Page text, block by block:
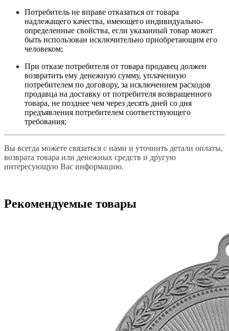
Потребитель не вправе отказаться от товара
надлежащего качества, имеющего индивидуально-
определенные свойства, если указанный товар может
быть использован исключительно приобретающим его
человеком;
При отказе потребителя от товара продавец должен
возвратить ему денежную сумму, уплаченную
потребителем по договору, за исключением расходов
продавца на доставку от потребителя возвращенного
товара, не позднее чем через десять дней со дня
предъявления потребителем соответствующего
требования;
Вы всегда можете связаться с нами и уточнить детали оплаты,
возврата товара или денежных средств и другую
интересующую Вас информацию.
Рекомендуемые товары